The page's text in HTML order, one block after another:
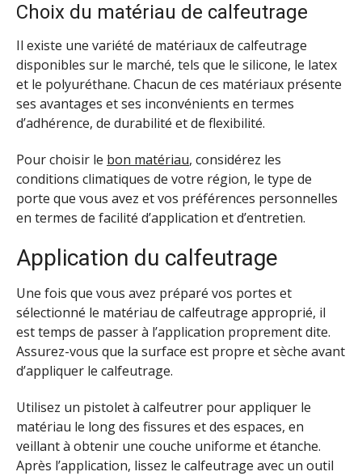
Choix du matériau de calfeutrage
Il existe une variété de matériaux de calfeutrage
disponibles sur le marché, tels que le silicone, le latex
et le polyuréthane. Chacun de ces matériaux présente
ses avantages et ses inconvénients en termes
d’adhérence, de durabilité et de flexibilité.
Pour choisir le bon matériau, considérez les
conditions climatiques de votre région, le type de
porte que vous avez et vos préférences personnelles
en termes de facilité d’application et d’entretien.
Application du calfeutrage
Une fois que vous avez préparé vos portes et
sélectionné le matériau de calfeutrage approprié, il
est temps de passer à l’application proprement dite.
Assurez-vous que la surface est propre et sèche avant
d’appliquer le calfeutrage.
Utilisez un pistolet à calfeutrer pour appliquer le
matériau le long des fissures et des espaces, en
veillant à obtenir une couche uniforme et étanche.
Après l’application, lissez le calfeutrage avec un outil